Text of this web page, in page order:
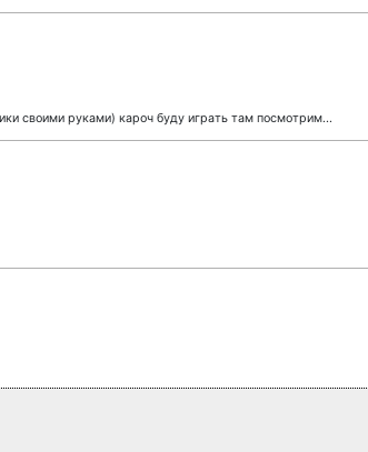
своими руками) кароч буду играть там посмотрим...